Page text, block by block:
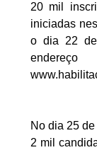
São
para
20 mil
iniciadas
o dia 22
No dia 25
2 mil